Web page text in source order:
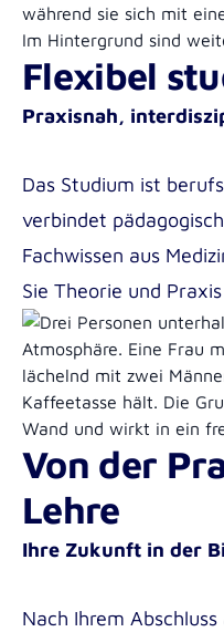
Flexibel
Praxisnah,
Das Studium ist
verbindet
Fachwissen aus
Sie Theorie und
Von der
Lehre
Ihre Zukunft in der
Nach Ihrem